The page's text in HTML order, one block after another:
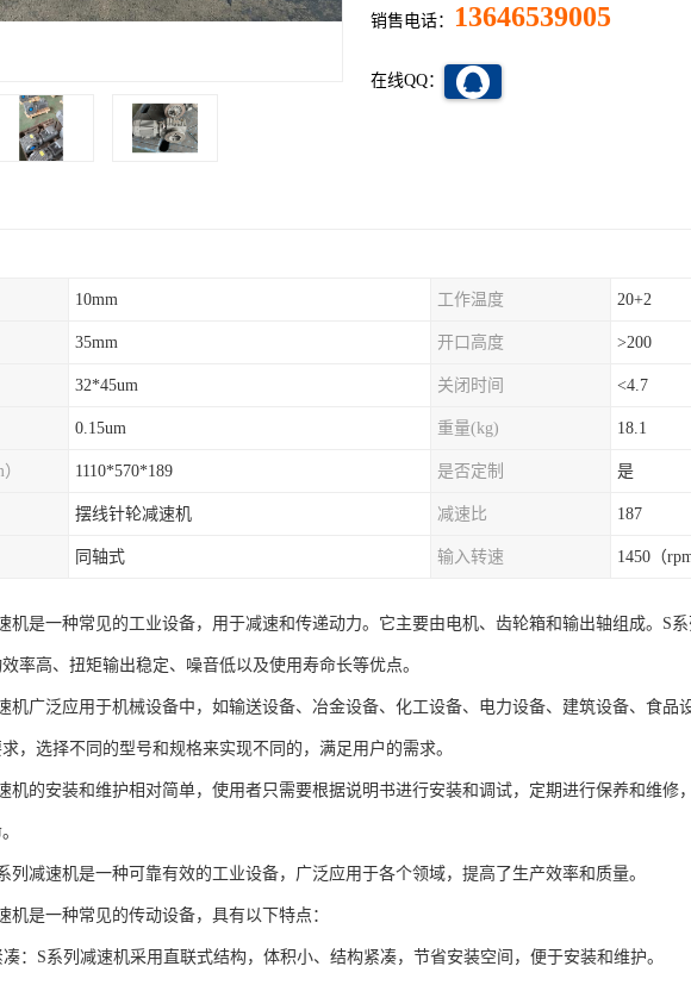
销售电话： 13646539005
在线QQ：
10mm 工作温度 20+2
35mm 开口高度 >200
32*45um 关闭时间 <4.7
0.15um 重量(kg) 18.1
1110*570*189 是否定制 是
摆线针轮减速机 减速比 187
同轴式 输入转速 1450（rpm
机是一种常见的工业设备，用于减速和传递动力。它主要由电机、齿轮箱和输出轴组成。S
率高、扭矩输出稳定、噪音低以及使用寿命长等优点。
机广泛应用于机械设备中，如输送设备、冶金设备、化工设备、电力设备、建筑设备、食品
，选择不同的型号和规格来实现不同的，满足用户的需求。
机的安装和维护相对简单，使用者只需要根据说明书进行安装和调试，定期进行保养和维修
列减速机是一种可靠有效的工业设备，广泛应用于各个领域，提高了生产效率和质量。
机是一种常见的传动设备，具有以下特点：
凑：S系列减速机采用直联式结构，体积小、结构紧凑，节省安装空间，便于安装和维护。